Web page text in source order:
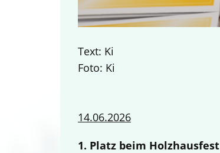
Text: Ki
Foto: Ki
14.06.2026
1. Platz beim Holzhausfest